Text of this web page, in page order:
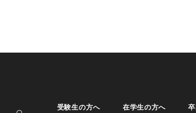
受験生の方へ 在学生の方へ